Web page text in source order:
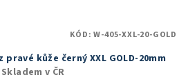
kůže černý XXL GOLD-20mm
Skladem v ČR
KÓD:W-405-XXL-20-GOLD